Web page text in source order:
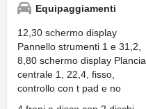
Equipaggiamenti
12,30 schermo display
Pannello strumenti 1 e 31,2,
8,80 schermo display Plancia
centrale 1, 22,4, fisso,
controllo con t pad e no